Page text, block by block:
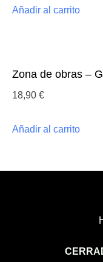
Añadir al carrito
Zona de obras –
18,90 €
Añadir al carrito